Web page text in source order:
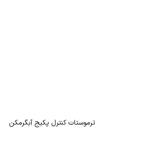
ترموستات کنترل پکیج آبگرمکن